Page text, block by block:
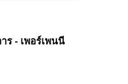
ร - เพอร์เพนนี